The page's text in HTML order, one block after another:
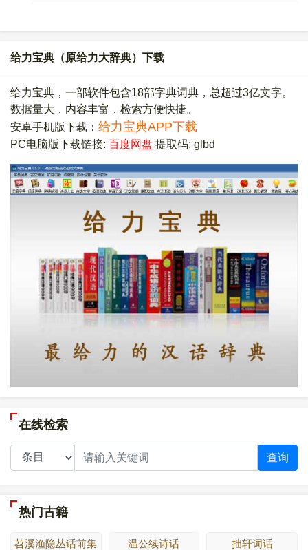
给力宝典（原给力大辞典）下载
给力宝典，一部软件包含18部字典词典，总超过3亿文字。
数据量大，内容丰富，检索方便快捷。
安卓手机版下载： 给力宝典APP下载
PC电脑版下载链接: 百度网盘 提取码: glbd
在线检索
查询
热门古籍
苕溪渔隐丛话前集 温公续诗话 拙轩词话